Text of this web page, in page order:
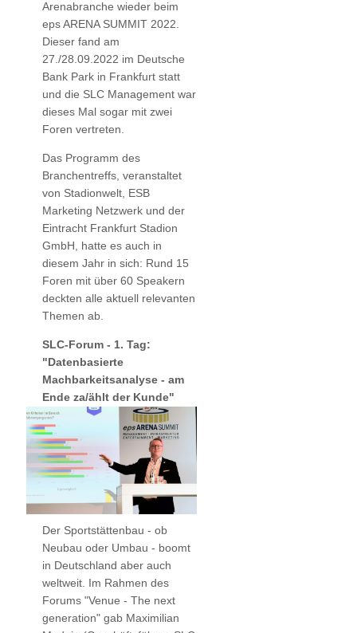
Arenabranche wieder beim
eps ARENA SUMMIT 2022.
Dieser fand am
27./28.09.2022 im Deutsche
Bank Park in Frankfurt statt
und die SLC Management war
dieses Mal sogar mit zwei
Foren vertreten.
Das Programm des
Branchentreffs, veranstaltet
von Stadionwelt, ESB
Marketing Netzwerk und der
Eintracht Frankfurt Stadion
GmbH, hatte es auch in
diesem Jahr in sich: Rund 15
Foren mit über 60 Speakern
deckten alle aktuell relevanten
Themen ab.
SLC-Forum - 1. Tag:
"Datenbasierte
Machbarkeitsanalyse - am
Ende za/ählt der Kunde"
Der Sportstättenbau - ob
Neubau oder Umbau - boomt
in Deutschland aber auch
weltweit. Im Rahmen des
Forums "Venue - The next
generation" gab Maximilian